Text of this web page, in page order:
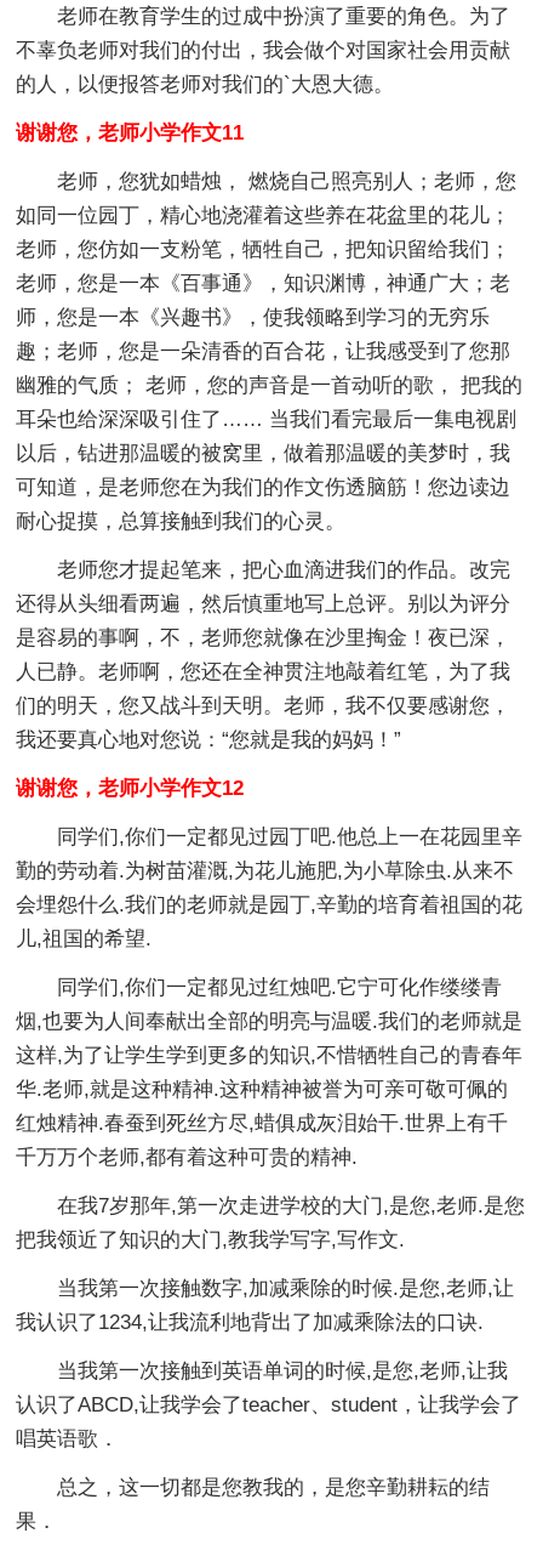
老师在教育学生的过成中扮演了重要的角色。为了
不辜负老师对我们的付出，我会做个对国家社会用贡献
的人，以便报答老师对我们的`大恩大德。
谢谢您，老师小学作文11
老师，您犹如蜡烛， 燃烧自己照亮别人；老师，您
如同一位园丁，精心地浇灌着这些养在花盆里的花儿；
老师，您仿如一支粉笔，牺牲自己，把知识留给我们；
老师，您是一本《百事通》，知识渊博，神通广大；老
师，您是一本《兴趣书》，使我领略到学习的无穷乐
趣；老师，您是一朵清香的百合花，让我感受到了您那
幽雅的气质； 老师，您的声音是一首动听的歌， 把我的
耳朵也给深深吸引住了…… 当我们看完最后一集电视剧
以后，钻进那温暖的被窝里，做着那温暖的美梦时，我
可知道，是老师您在为我们的作文伤透脑筋！您边读边
耐心捉摸，总算接触到我们的心灵。
老师您才提起笔来，把心血滴进我们的作品。改完
还得从头细看两遍，然后慎重地写上总评。别以为评分
是容易的事啊，不，老师您就像在沙里掏金！夜已深，
人已静。老师啊，您还在全神贯注地敲着红笔，为了我
们的明天，您又战斗到天明。老师，我不仅要感谢您，
我还要真心地对您说：“您就是我的妈妈！”
谢谢您，老师小学作文12
同学们,你们一定都见过园丁吧.他总上一在花园里辛
勤的劳动着.为树苗灌溉,为花儿施肥,为小草除虫.从来不
会埋怨什么.我们的老师就是园丁,辛勤的培育着祖国的花
儿,祖国的希望.
同学们,你们一定都见过红烛吧.它宁可化作缕缕青
烟,也要为人间奉献出全部的明亮与温暖.我们的老师就是
这样,为了让学生学到更多的知识,不惜牺牲自己的青春年
华.老师,就是这种精神.这种精神被誉为可亲可敬可佩的
红烛精神.春蚕到死丝方尽,蜡俱成灰泪始干.世界上有千
千万万个老师,都有着这种可贵的精神.
在我7岁那年,第一次走进学校的大门,是您,老师.是您
把我领近了知识的大门,教我学写字,写作文.
当我第一次接触数字,加减乘除的时候.是您,老师,让
我认识了1234,让我流利地背出了加减乘除法的口诀.
当我第一次接触到英语单词的时候,是您,老师,让我
认识了ABCD,让我学会了teacher、student，让我学会了
唱英语歌．
总之，这一切都是您教我的，是您辛勤耕耘的结
果．